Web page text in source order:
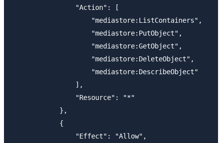
                "Action": [
                    "mediastore:ListContainers",
                    "mediastore:PutObject",
                    "mediastore:GetObject",
                    "mediastore:DeleteObject",
                    "mediastore:DescribeObject"
                ],
                "Resource": "*"
            },
            {
                "Effect": "Allow",